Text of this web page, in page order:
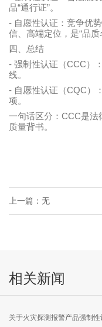
品“通行证”。
- 自愿性认证：竞争优
信、高端定位，是“品质
四、总结
- 强制性认证（CCC）
线。
- 自愿性认证（CQC）
项。
一句话区分： CCC是法
质量背书。
上一篇：无
相关新闻
关于火灾探测报警产品强制性